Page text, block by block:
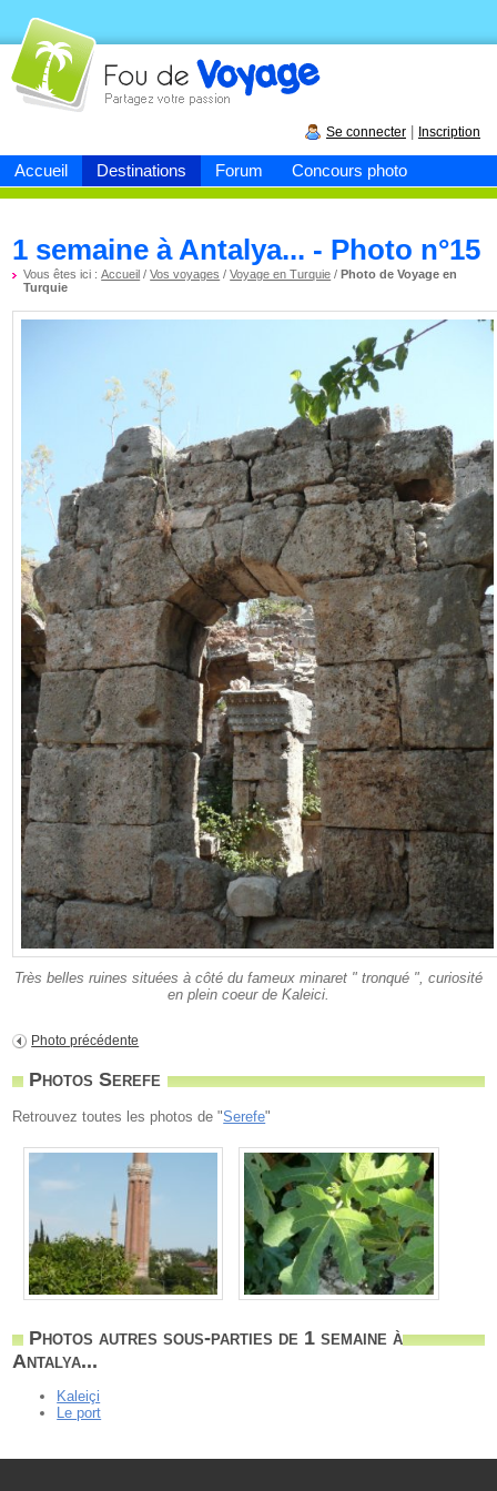
Accueil Destinations Forum Concours photo
Fou devoyage
Se connecter Inscription
1 semaine à Antalya... - Photo n°15
Vous êtes ici :Accueil /Vos voyages /Voyage en Turquie /Photo de Voyage en
Turquie
Très belles ruines situées à côté du fameux minaret " tronqué ", curiosité
en plein coeur de Kaleici.
Photo précédente
Photos Serefe
Retrouvez toutes les photos de "Serefe"
Photos autres sous-parties de 1 semaine à
Antalya...
Kaleiçi
Le port